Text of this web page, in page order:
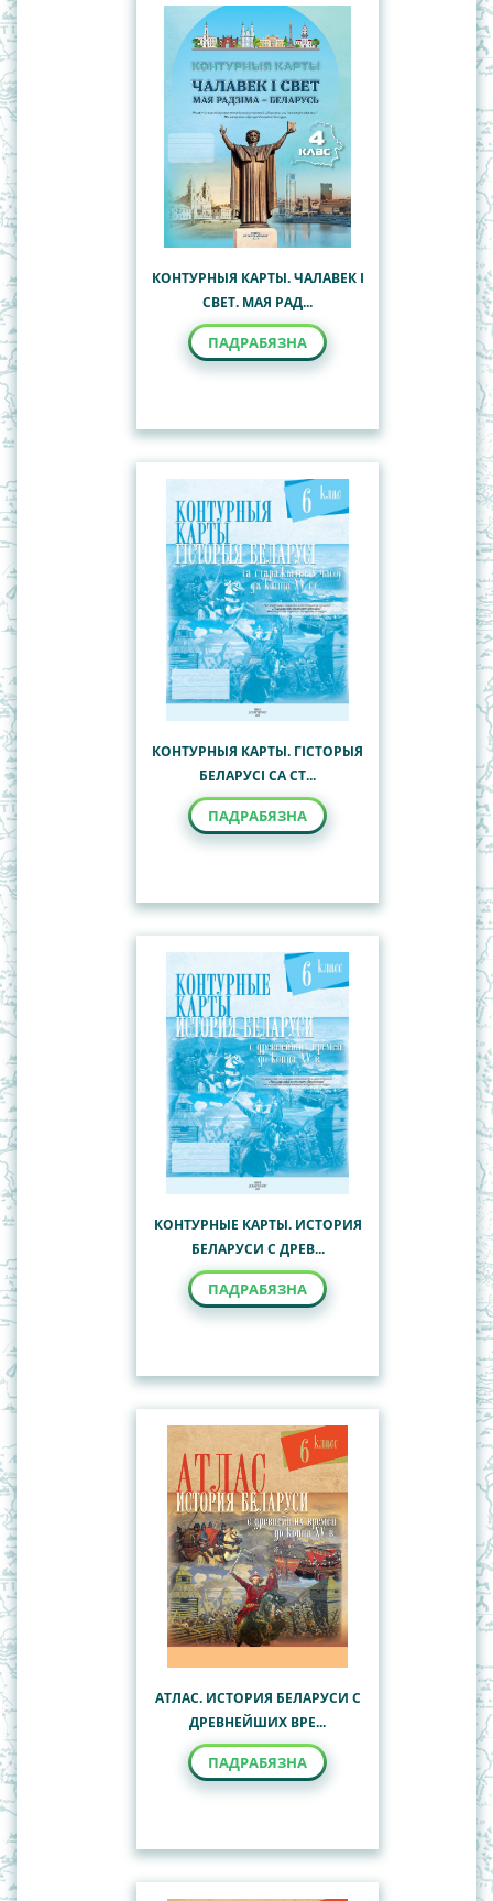
КОНТУРНЫЯ КАРТЫ. ЧАЛАВЕК І
СВЕТ. МАЯ РАД...
ПАДРАБЯЗНА
КОНТУРНЫЯ КАРТЫ. ГІСТОРЫЯ
БЕЛАРУСІ СА СТ...
ПАДРАБЯЗНА
КОНТУРНЫЕ КАРТЫ. ИСТОРИЯ
БЕЛАРУСИ С ДРЕВ...
ПАДРАБЯЗНА
АТЛАС. ИСТОРИЯ БЕЛАРУСИ С
ДРЕВНЕЙШИХ ВРЕ...
ПАДРАБЯЗНА